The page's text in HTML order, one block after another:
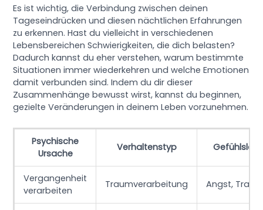
Es ist wichtig, die Verbindung zwischen deinen
Tageseindrücken und diesen nächtlichen Erfahrungen
zu erkennen. Hast du vielleicht in verschiedenen
Lebensbereichen Schwierigkeiten, die dich belasten?
Dadurch kannst du eher verstehen, warum bestimmte
Situationen immer wiederkehren und welche Emotionen
damit verbunden sind. Indem du dir dieser
Zusammenhänge bewusst wirst, kannst du beginnen,
gezielte Veränderungen in deinem Leben vorzunehmen.
Psychische
Ursache
Verhaltenstyp
Vergangenheit
verarbeiten
Traumverarbeitung Angst, Trauer